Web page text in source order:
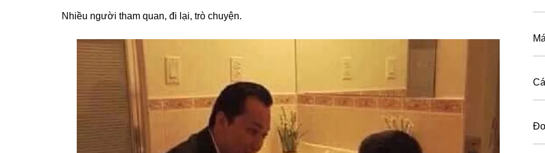
Nhiều người tham quan, đi lại, trò chuyện.